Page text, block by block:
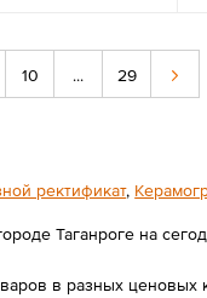
10 ... 29
ректификат,
Таганроге на
в разных ценовых